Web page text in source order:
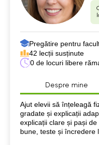
Pregătire pentru
42 lecții susținute
0 de locuri libere
Despre mine
Despre mine
Ajut elevii să înțeleagă
gradate și explicații
explicații clare și pași
bune, teste și încredere